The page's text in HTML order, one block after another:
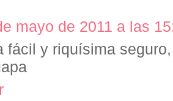
mayo de 2011 a las
fácil y riquísima